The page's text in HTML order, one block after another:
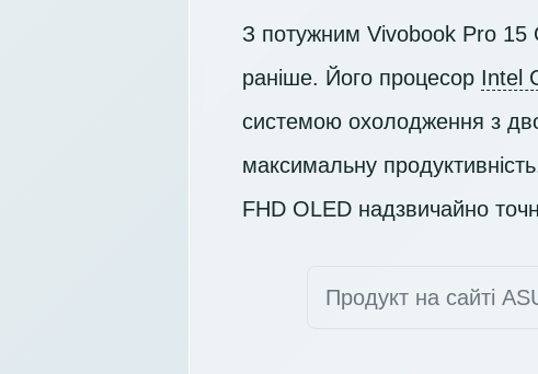
З потужним Vivobook Pro 15
раніше. Його процесор Intel
системою охолодження з
максимальну
FHD OLED надзвичайно
Продукт на сайті